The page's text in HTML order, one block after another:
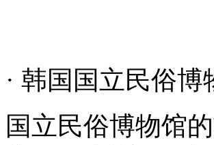
· 韩国国立民俗博
国立民俗博物馆